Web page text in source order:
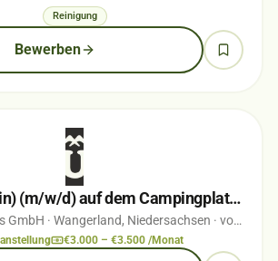
Reinigung
Bewerben
Rezeptionist(in) (m/w/d) auf dem Campingplatz Hooksiel
GmbH · Wangerland, Niedersachsen · vor 3 Monaten
€3.000 – €3.500 /Monat